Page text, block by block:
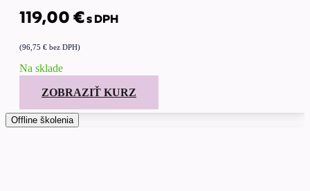
119,00 €s DPH
(96,75 € bez DPH)
Na sklade
ZOBRAZIŤ KURZ
Offline školenia